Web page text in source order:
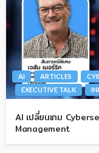
AI ARTICLES
EXECUTIVE TALK
AI เปลี่ยนเกม
Management